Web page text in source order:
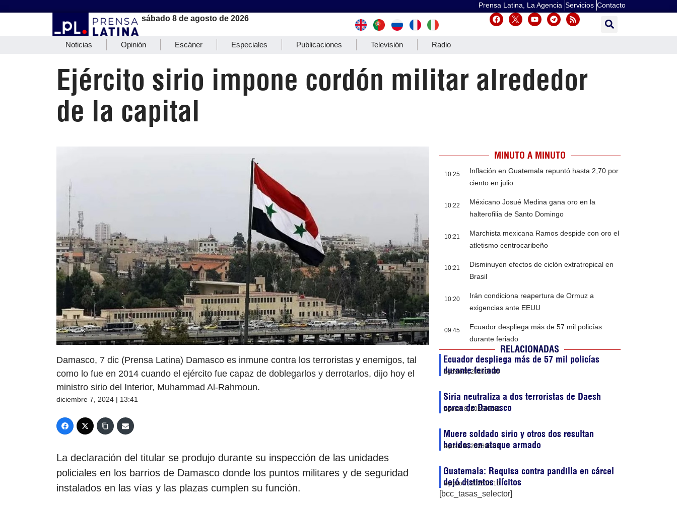
Prensa Latina, La Agencia Servicios Contacto
sábado 8 de agosto de 2026
Noticias Opinión Escáner Especiales Publicaciones Televisión Radio
Ejército sirio impone cordón militar alrededor
de la capital
Damasco, 7 dic (Prensa Latina) Damasco es inmune contra los terroristas y enemigos, tal
como lo fue en 2014 cuando el ejército fue capaz de doblegarlos y derrotarlos, dijo hoy el
ministro sirio del Interior, Muhammad Al-Rahmoun.
diciembre 7, 2024 | 13:41
La declaración del titular se produjo durante su inspección de las unidades
policiales en los barrios de Damasco donde los puntos militares y de seguridad
instalados en las vías y las plazas cumplen su función.
MINUTO A MINUTO
10:25
Inflación en Guatemala repuntó hasta 2,70 por
ciento en julio
10:22
Méxicano Josué Medina gana oro en la
halterofilia de Santo Domingo
10:21
Marchista mexicana Ramos despide con oro el
atletismo centrocaribeño
10:21
Disminuyen efectos de ciclón extratropical en
Brasil
10:20
Irán condiciona reapertura de Ormuz a
exigencias ante EEUU
09:45
Ecuador despliega más de 57 mil policías
durante feriado
RELACIONADAS
Ecuador despliega más de 57 mil policías
durante feriado
agosto 8, 202609:45
Siria neutraliza a dos terroristas de Daesh
cerca de Damasco
agosto 8, 202609:42
Muere soldado sirio y otros dos resultan
heridos en ataque armado
agosto 8, 202608:53
Guatemala: Requisa contra pandilla en cárcel
dejó distintos ilícitos
agosto 7, 202614:10
[bcc_tasas_selector]